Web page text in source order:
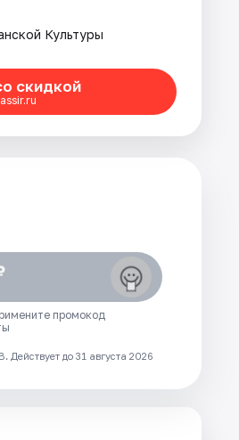
Культуры
скидкой
промокод
Действует до 31 августа 2026